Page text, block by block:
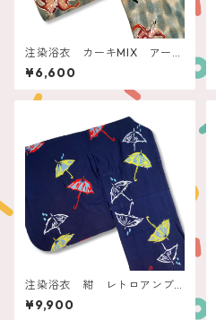
注染浴衣 カーキMIX アース
カラーリリー
¥6,600
注染浴衣 紺 レトロアンブ
レラ
¥9,900